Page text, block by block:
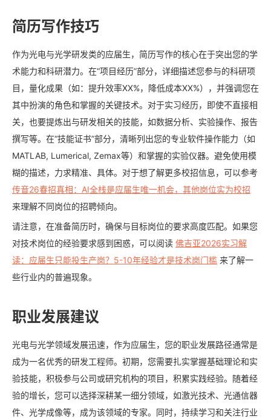
简历写作技巧
作为光电与光学研发类的应届生，简历写作的核心在于突出您的学
术能力和科研潜力。在“项目经历”部分，详细描述您参与的科研项
目，量化成果（如：提升效率XX%，降低成本XX%），并强调您在
其中扮演的角色和掌握的关键技术。对于实习经历，即使不直接相
关，也要提炼出与研发相关的技能，如数据分析、实验操作、报告
撰写等。在“技能证书”部分，清晰列出您的专业软件操作能力（如
MATLAB, Lumerical, Zemax等）和掌握的实验仪器。避免使用模
糊的描述，力求精准、具体。对于想了解更多校招信息，可以参考
传音26春招真相：AI全栈是应届生唯一机会，其他岗位实为校招
来理解不同岗位的招聘倾向。
请注意，在准备简历时，确保与目标岗位的要求高度匹配。如果您
对技术岗位的经验要求感到困惑，可以阅读 佛吉亚2026实习解
读：应届生只能投生产岗？5-10年经验才是技术岗门槛 来了解一
些行业内的普遍现象。
职业发展建议
光电与光学领域发展迅速，作为应届生，您的职业发展路径通常是
成为一名优秀的研发工程师。初期，您需要扎实掌握基础理论和实
验技能，积极参与公司或研究机构的项目，积累实践经验。随着经
验的增长，您可以选择深耕某一细分领域，如激光技术、光通信器
件、光学成像等，成为该领域的专家。同时，持续学习和关注行业